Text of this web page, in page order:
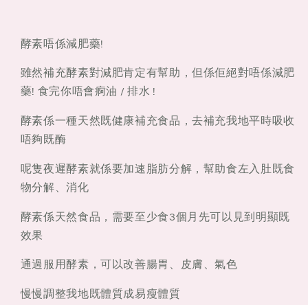
酵素唔係減肥藥!
雖然補充酵素對減肥肯定有幫助，但係佢絕對唔係減肥
藥! 食完你唔會痾油 / 排水 !
酵素係一種天然既健康補充食品，去補充我地平時吸收
唔夠既酶
呢隻夜遲酵素就係要加速脂肪分解，幫助食左入肚既食
物分解、消化
酵素係天然食品，需要至少食3個月先可以見到明顯既
效果
通過服用酵素，可以改善腸胃、皮膚、氣色
慢慢調整我地既體質成易瘦體質